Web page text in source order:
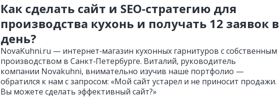
Как сделать сайт и SEO-стратегию для
производства кухонь и получать 12 заявок в
день?
NovaKuhni.ru — интернет‑магазин кухонных гарнитуров с собственным
производством в Санкт‑Петербурге. Виталий, руководитель
компании Novakuhni, внимательно изучив наше портфолио —
обратился к нам с запросом: «Мой сайт устарел и не приносит продажи.
Вы можете сделать эффективный сайт?»